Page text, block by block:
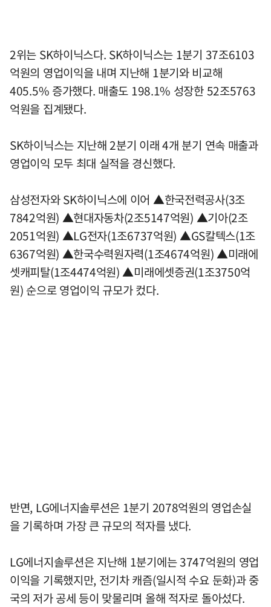
2위는 SK하이닉스다. SK하이닉스는 1분기 37조6103
억원의 영업이익을 내며 지난해 1분기와 비교해
405.5% 증가했다. 매출도 198.1% 성장한 52조5763
억원을 집계됐다.
SK하이닉스는 지난해 2분기 이래 4개 분기 연속 매출과
영업이익 모두 최대 실적을 경신했다.
삼성전자와 SK하이닉스에 이어 ▲한국전력공사(3조
7842억원) ▲현대자동차(2조5147억원) ▲기아(2조
2051억원) ▲LG전자(1조6737억원) ▲GS칼텍스(1조
6367억원) ▲한국수력원자력(1조4674억원) ▲미래에
셋캐피탈(1조4474억원) ▲미래에셋증권(1조3750억
원) 순으로 영업이익 규모가 컸다.
반면, LG에너지솔루션은 1분기 2078억원의 영업손실
을 기록하며 가장 큰 규모의 적자를 냈다.
LG에너지솔루션은 지난해 1분기에는 3747억원의 영업
이익을 기록했지만, 전기차 캐즘(일시적 수요 둔화)과 중
국의 저가 공세 등이 맞물리며 올해 적자로 돌아섰다.